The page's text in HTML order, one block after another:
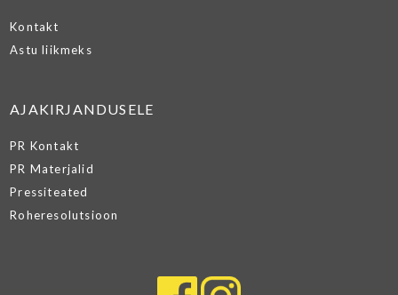
Kontakt
Astu liikmeks
AJAKIRJANDUSELE
PR Kontakt
PR Materjalid
Pressiteated
Roheresolutsioon